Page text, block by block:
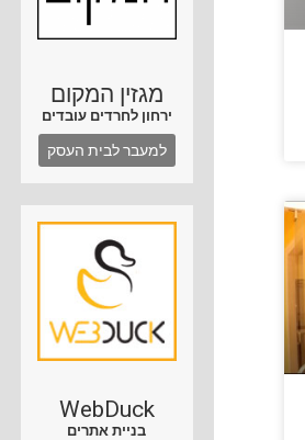
מגזין המקום
ירחון לחרדים עובדים
למעבר לבית העסק
WebDuck
בניית אתרים